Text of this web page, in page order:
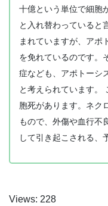
十億という単位で細胞
と入れ替わっていると
まれていますが、アポ
を免れているのです。
症なども、アポトーシ
と考えられています。
胞死があります。ネク
もので、外傷や血行不
して引き起こされる、
Views: 228